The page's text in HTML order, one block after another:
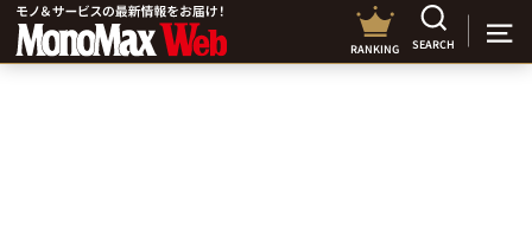
RANKING SEARCH